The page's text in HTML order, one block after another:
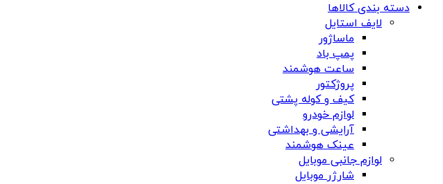
دسته بندی کالاها
لایف استایل
ماساژور
پمپ باد
ساعت هوشمند
پروژکتور
کیف و کوله پشتی
لوازم خودرو
آرایشی و بهداشتی
عینک هوشمند
لوازم جانبی موبایل
شارژر موبایل